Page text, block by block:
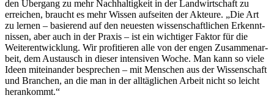
den Über­gang zu mehr Nach­hal­tig­keit in der Land­wirt­schaft zu
errei­chen, braucht es mehr Wissen aufseiten der Akteure. „Die Art
zu lernen – basie­rend auf den neuesten wissen­schaft­li­chen Erkennt­
nissen, aber auch in der Praxis – ist ein wich­tiger Faktor für die
Weiter­ent­wick­lung. Wir profi­tieren alle von der engen Zusam­men­ar­
beit, dem Austausch in dieser inten­siven Woche. Man kann so viele
Ideen mitein­ander bespre­chen – mit Menschen aus der Wissen­schaft
und Bran­chen, an die man in der alltäg­li­chen Arbeit nicht so leicht
heran­kommt.“